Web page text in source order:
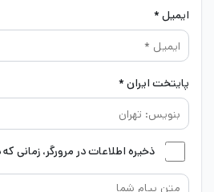
ایمیل *
پایتخت ایران *
ذخیره اطلاعات در مرورگر، زمانی